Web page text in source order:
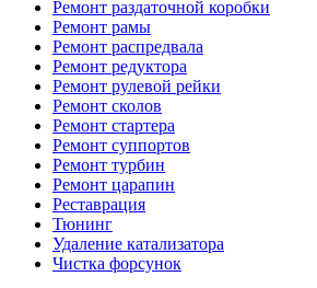
Ремонт раздаточной коробки
Ремонт рамы
Ремонт распредвала
Ремонт редуктора
Ремонт рулевой рейки
Ремонт сколов
Ремонт стартера
Ремонт суппортов
Ремонт турбин
Ремонт царапин
Реставрация
Тюнинг
Удаление катализатора
Чистка форсунок